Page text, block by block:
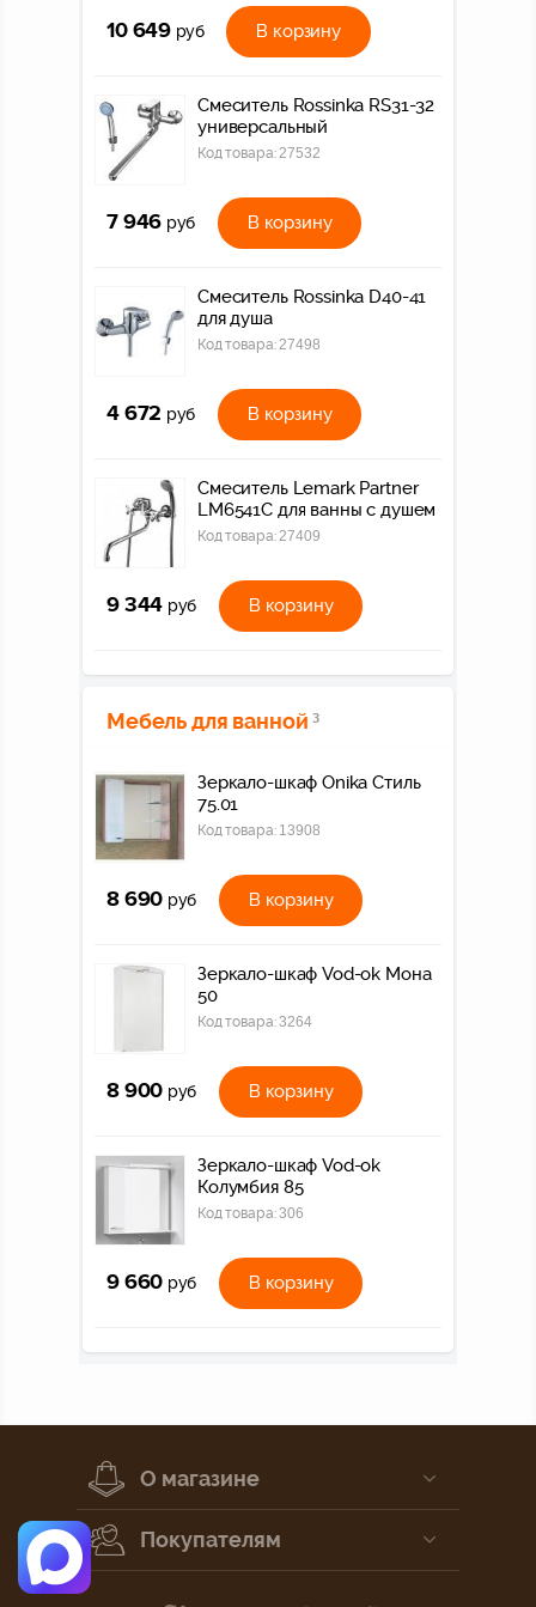
10 649 руб В корзину
Смеситель Rossinka RS31-32
универсальный
Код товара: 27532
7 946 руб В корзину
Смеситель Rossinka D40-41
для душа
Код товара: 27498
4 672 руб В корзину
Смеситель Lemark Partner
LM6541C для ванны с душем
Код товара: 27409
9 344 руб В корзину
Мебель для ванной 3
Зеркало-шкаф Onika Стиль
75.01
Код товара: 13908
8 690 руб В корзину
Зеркало-шкаф Vod-ok Мона
50
Код товара:3264
8 900 руб В корзину
Зеркало-шкаф Vod-ok
Колумбия 85
Код товара:306
9 660 руб В корзину
О магазине
Покупателям